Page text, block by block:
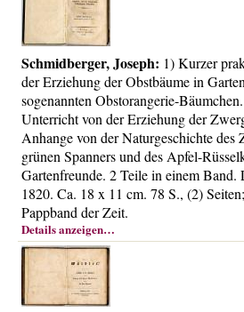
Schmidberger, Joseph: 1) Kurzer
der Erziehung der Obstbäume in
sogenannten Obstorangerie-
Unterricht von der Erziehung der
Anhange von der Naturgeschichte des
grünen Spanners und des Apfel-
Gartenfreunde. 2 Teile in einem Band.
1820. Ca. 18 x 11 cm. 78 S., (2)
Pappband der Zeit.
Details anzeigen…